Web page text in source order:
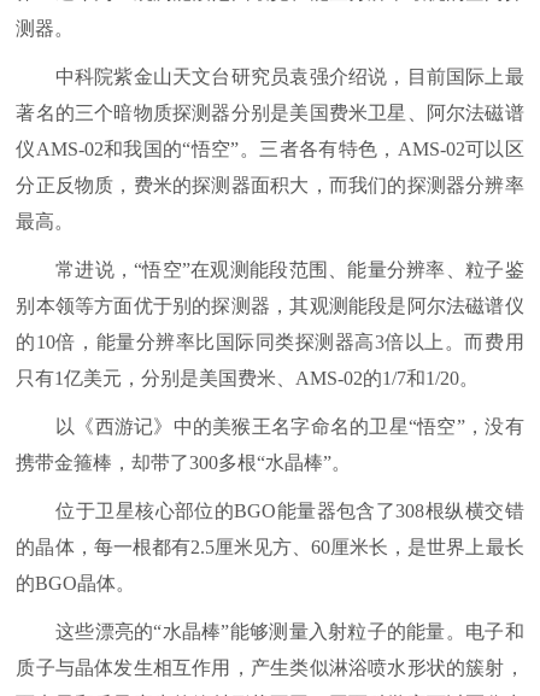
测器。
中科院紫金山天文台研究员袁强介绍说，目前国际上最
著名的三个暗物质探测器分别是美国费米卫星、阿尔法磁谱
仪AMS-02和我国的“悟空”。三者各有特色，AMS-02可以区
分正反物质，费米的探测器面积大，而我们的探测器分辨率
最高。
常进说，“悟空”在观测能段范围、能量分辨率、粒子鉴
别本领等方面优于别的探测器，其观测能段是阿尔法磁谱仪
的10倍，能量分辨率比国际同类探测器高3倍以上。而费用
只有1亿美元，分别是美国费米、AMS-02的1/7和1/20。
以《西游记》中的美猴王名字命名的卫星“悟空”，没有
携带金箍棒，却带了300多根“水晶棒”。
位于卫星核心部位的BGO能量器包含了308根纵横交错
的晶体，每一根都有2.5厘米见方、60厘米长，是世界上最长
的BGO晶体。
这些漂亮的“水晶棒”能够测量入射粒子的能量。电子和
质子与晶体发生相互作用，产生类似淋浴喷水形状的簇射，